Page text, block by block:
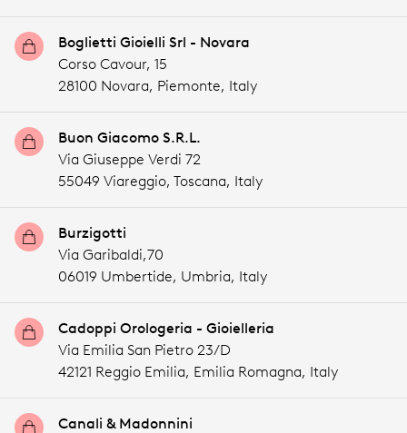
Boglietti Gioielli Srl - Novara
Corso Cavour, 15
28100 Novara, Piemonte, Italy
Buon Giacomo S.R.L.
Via Giuseppe Verdi 72
55049 Viareggio, Toscana, Italy
Burzigotti
Via Garibaldi,70
06019 Umbertide, Umbria, Italy
Cadoppi Orologeria - Gioielleria
Via Emilia San Pietro 23/D
42121 Reggio Emilia, Emilia Romagna, Italy
Canali & Madonnini